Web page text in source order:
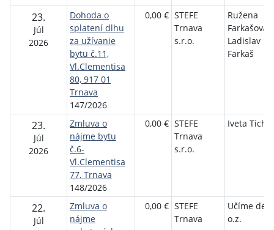
23.
Júl
2026
Dohoda o
splatení dlhu
za užívanie
bytu č.11,
Vl.Clementisa
80, 917 01
Trnava
147/2026
0,00 € STEFE
Trnava
s.r.o.
Ružena
Farkašová,
Ladislav
Farkaš
23.
Júl
2026
Zmluva o
nájme bytu
č.6-
Vl.Clementisa
77, Trnava
148/2026
0,00 € STEFE
Trnava
s.r.o.
Iveta Tichá
22.
Júl
Zmluva o
nájme
0,00 € STEFE
Trnava
Učíme deti,
o.z.